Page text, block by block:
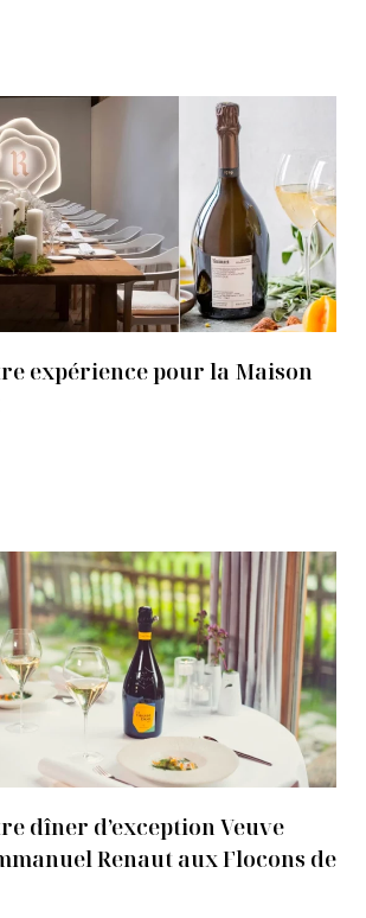
expérience pour la Maison
dîner d’exception Veuve
Renaut aux Flocons de